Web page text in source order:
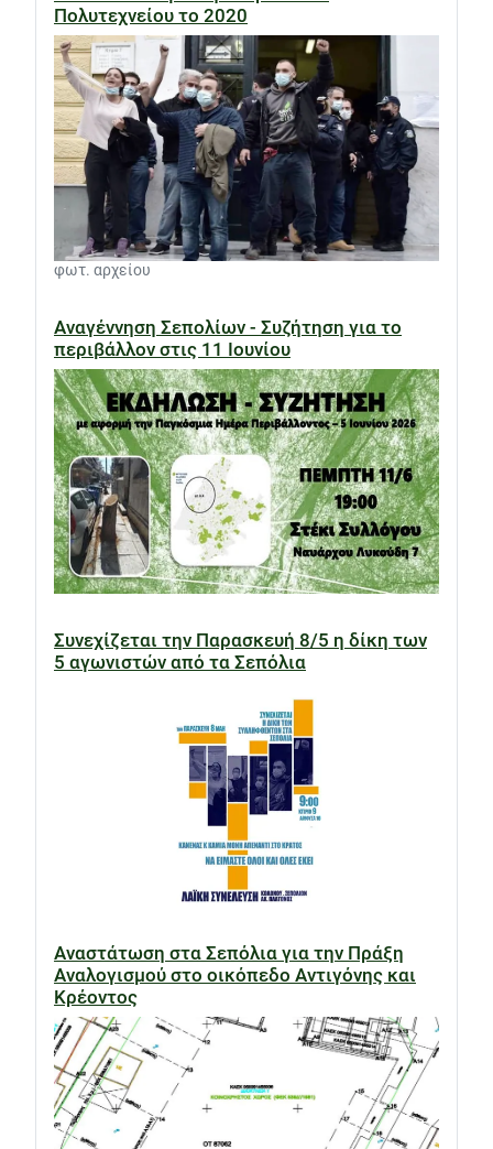
Πολυτεχνείου το 2020
φωτ. αρχείου
Αναγέννηση Σεπολίων - Συζήτηση για το
περιβάλλον στις 11 Ιουνίου
Συνεχίζεται την Παρασκευή 8/5 η δίκη των
5 αγωνιστών από τα Σεπόλια
Αναστάτωση στα Σεπόλια για την Πράξη
Αναλογισμού στο οικόπεδο Αντιγόνης και
Κρέοντος